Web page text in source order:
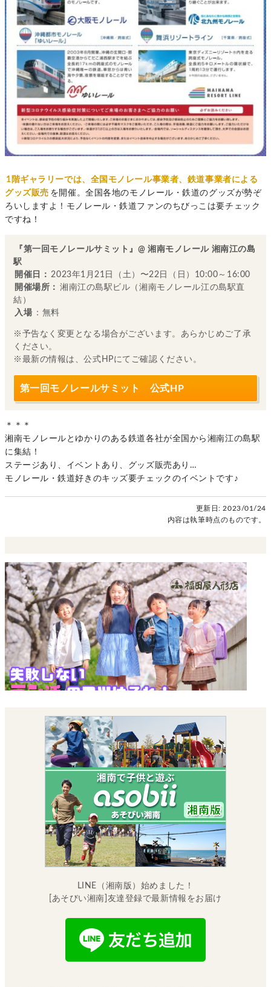
1階ギャラリーでは、全国モノレール事業者、鉄道事業者による
グッズ販売 を開催。全国各地のモノレール・鉄道のグッズが勢ぞ
ろいしますよ！モノレール・鉄道ファンのちびっこは要チェック
ですね！
『第一回モノレールサミット』@ 湘南モノレール 湘南江の島
駅
開催日： 2023年1月21日（土）〜22日（日）10:00～16:00
開催場所： 湘南江の島駅ビル（湘南モノレール江の島駅直
結）
入場 ：無料
※予告なく変更となる場合がございます。あらかじめご了承
ください。
※最新の情報は、公式HPにてご確認ください。
第一回モノレールサミット 公式HP
＊＊＊
湘南モノレールとゆかりのある鉄道各社が全国から湘南江の島駅
に集結！
ステージあり、イベントあり、グッズ販売あり…
モノレール・鉄道好きのキッズ要チェックのイベントです♪
更新日: 2023/01/24
内容は執筆時点のものです。
LINE（湘南版）始めました！
[あそびい湘南]友達登録で最新情報をお届け